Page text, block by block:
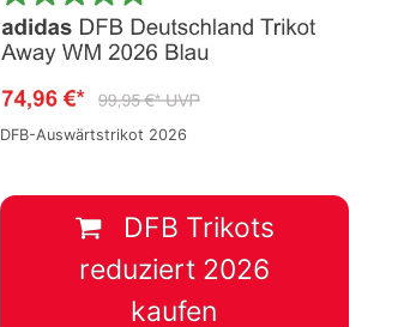
Spieltag 5
DFB-Auswärtstrikot 2026
DFB Trikots
reduziert 2026
kaufen